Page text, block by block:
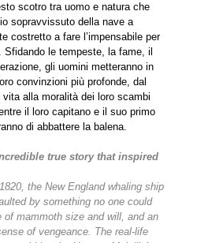
scotro tra uomo e natura che
sopravvissuto della nave a
costretto a fare l’impensabile per
Sfidando le tempeste, la fame, il
gli uomini metteranno in
convinzioni più profonde, dal
vita alla moralità dei loro scambi
il loro capitano e il suo primo
di abbattere la balena.
true story that inspired
the New England whaling ship
by something no one could
of mammoth size and will, and an
of vengeance. The real-life